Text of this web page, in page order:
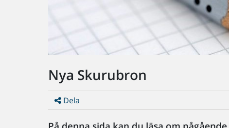
Nya Skurubron
Dela